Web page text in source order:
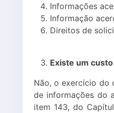
Informações
Informação
Direitos de
Existe um
Não, o exercício do
de informações do
item 143, do